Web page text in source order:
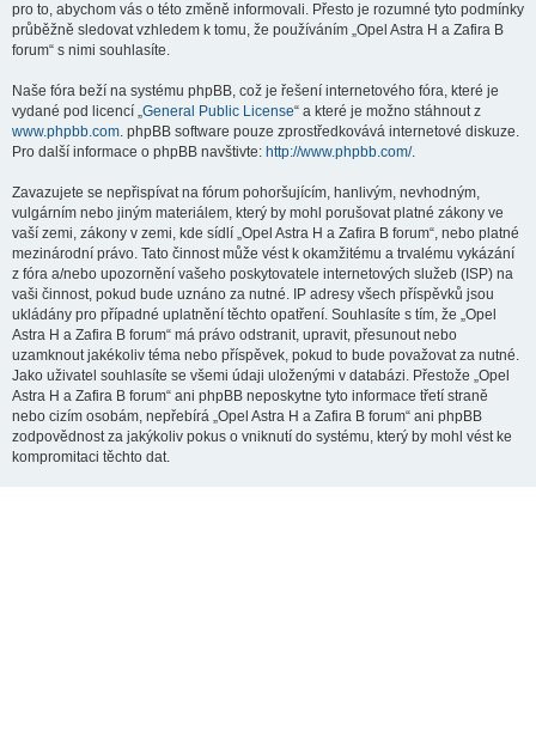
pro to, abychom vás o této změně informovali. Přesto je rozumné tyto podmínky
průběžně sledovat vzhledem k tomu, že používáním „Opel Astra H a Zafira B
forum“ s nimi souhlasíte.
Naše fóra beží na systému phpBB, což je řešení internetového fóra, které je
vydané pod licencí „General Public License“ a které je možno stáhnout z
www.phpbb.com. phpBB software pouze zprostředkovává internetové diskuze.
Pro další informace o phpBB navštivte: http://www.phpbb.com/.
Zavazujete se nepřispívat na fórum pohoršujícím, hanlivým, nevhodným,
vulgárním nebo jiným materiálem, který by mohl porušovat platné zákony ve
vaší zemi, zákony v zemi, kde sídlí „Opel Astra H a Zafira B forum“, nebo platné
mezinárodní právo. Tato činnost může vést k okamžitému a trvalému vykázání
z fóra a/nebo upozornění vašeho poskytovatele internetových služeb (ISP) na
vaši činnost, pokud bude uznáno za nutné. IP adresy všech příspěvků jsou
ukládány pro případné uplatnění těchto opatření. Souhlasíte s tím, že „Opel
Astra H a Zafira B forum“ má právo odstranit, upravit, přesunout nebo
uzamknout jakékoliv téma nebo příspěvek, pokud to bude považovat za nutné.
Jako uživatel souhlasíte se všemi údaji uloženými v databázi. Přestože „Opel
Astra H a Zafira B forum“ ani phpBB neposkytne tyto informace třetí straně
nebo cizím osobám, nepřebírá „Opel Astra H a Zafira B forum“ ani phpBB
zodpovědnost za jakýkoliv pokus o vniknutí do systému, který by mohl vést ke
kompromitaci těchto dat.